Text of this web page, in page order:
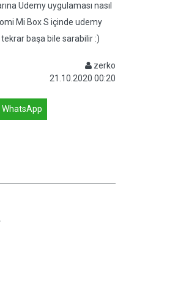
Udemy uygulaması nasıl
Mi Box S içinde udemy
başa bile sarabilir :)
zerko
21.10.2020 00:20
WhatsApp